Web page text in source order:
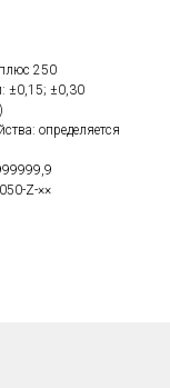
250
±0,15; ±0,30
определяется
Z-××